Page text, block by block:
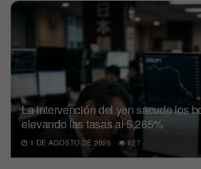
La intervención del yen sacude los
elevando las tasas al 5,265%
1 DE AGOSTO DE 2026 627